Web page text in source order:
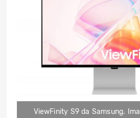
ViewFinity S9 da Samsung.